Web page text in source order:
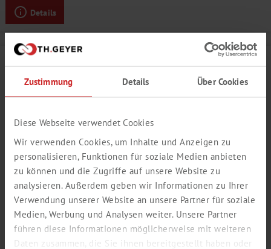
Zustimmung Details Über Cookies
Diese Webseite verwendet Cookies
Wir verwenden Cookies, um Inhalte und Anzeigen zu
personalisieren, Funktionen für soziale Medien anbieten
zu können und die Zugriffe auf unsere Website zu
analysieren. Außerdem geben wir Informationen zu Ihrer
Verwendung unserer Website an unsere Partner für soziale
Medien, Werbung und Analysen weiter. Unsere Partner
führen diese Informationen möglicherweise mit weiteren
Daten zusammen, die Sie ihnen bereitgestellt haben oder
Details
APFEL AROMA
rot, fruchtig, schalig